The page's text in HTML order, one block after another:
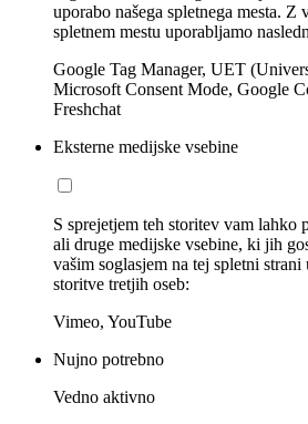
uporabo našega spletnega mesta. Z
spletnem mestu uporabljamo
Google Tag Manager, UET
Microsoft Consent Mode, Google
Freshchat
Eksterne medijske vsebine
S sprejetjem teh storitev vam lahko
ali druge medijske vsebine, ki jih
vašim soglasjem na tej spletni
storitve tretjih oseb:
Vimeo, YouTube
Nujno potrebno
Vedno aktivno